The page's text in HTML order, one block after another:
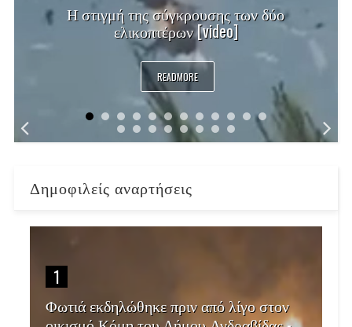
Η στιγμή της σύγκρουσης των δύο
ελικοπτέρων [video]
READMORE
Δημοφιλείς αναρτήσεις
1
Φωτιά εκδηλώθηκε πριν από λίγο στον